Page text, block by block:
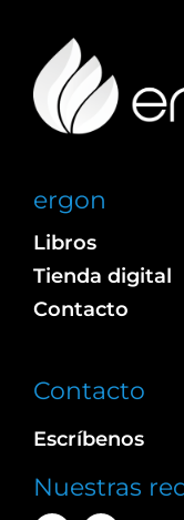
ergon
Libros
Tienda digital
Contacto
Contacto
Escríbenos
Nuestras